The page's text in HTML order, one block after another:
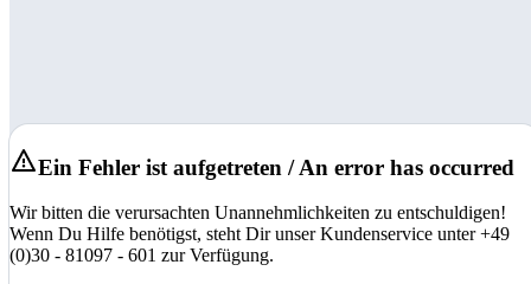
Ein Fehler ist aufgetreten / An error has occurred
Wir bitten die verursachten Unannehmlichkeiten zu entschuldigen!
Wenn Du Hilfe benötigst, steht Dir unser Kundenservice unter +49
(0)30 - 81097 - 601 zur Verfügung.